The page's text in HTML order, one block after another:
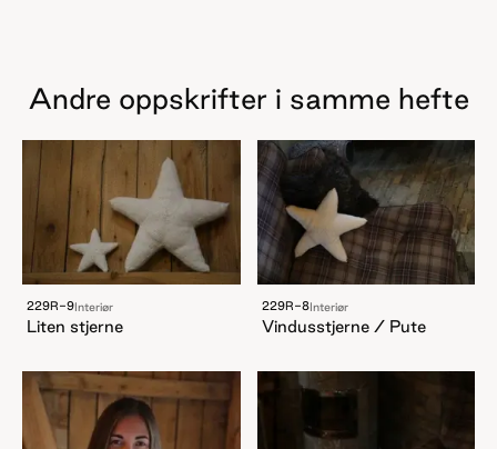
Andre oppskrifter i samme hefte
229R-9Interiør
Liten stjerne
229R-8Interiør
Vindusstjerne / Pute